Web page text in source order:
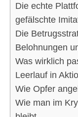
Die echte
gefälschte
Die
Belohnungen
Was wirklich
Leerlauf in
Wie Opfer
Wie man im